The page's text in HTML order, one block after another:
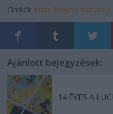
Címkék: indiai konyha
Ajánlott bejegyzések:
14 ÉVES A